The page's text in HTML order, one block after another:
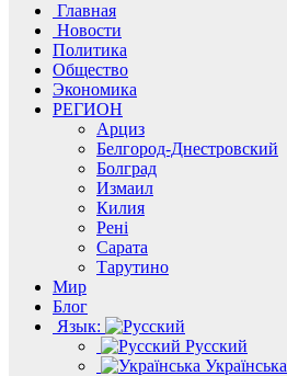
Главная
Новости
Политика
Общество
Экономика
РЕГИОН
Арциз
Белгород-Днестровский
Болград
Измаил
Килия
Рені
Сарата
Тарутино
Мир
Блог
Язык:
Русский
Українська